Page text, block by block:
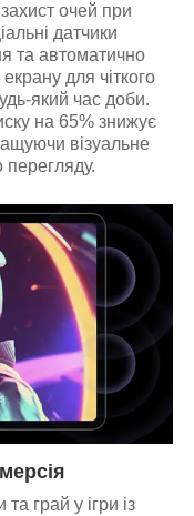
очей при
датчики
та автоматично
для чіткого
який час доби.
на 65% знижує
візуальне
перегляду.
грай у ігри із